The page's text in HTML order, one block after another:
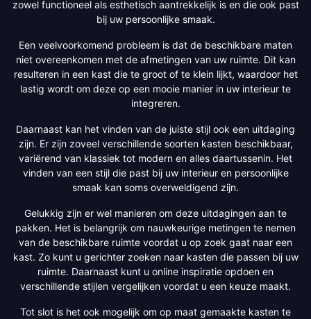
zowel functioneel als esthetisch aantrekkelijk is en die ook past
bij uw persoonlijke smaak.
Een veelvoorkomend probleem is dat de beschikbare maten
niet overeenkomen met de afmetingen van uw ruimte. Dit kan
resulteren in een kast die te groot of te klein lijkt, waardoor het
lastig wordt om deze op een mooie manier in uw interieur te
integreren.
Daarnaast kan het vinden van de juiste stijl ook een uitdaging
zijn. Er zijn zoveel verschillende soorten kasten beschikbaar,
variërend van klassiek tot modern en alles daartussenin. Het
vinden van een stijl die past bij uw interieur en persoonlijke
smaak kan soms overweldigend zijn.
Gelukkig zijn er wel manieren om deze uitdagingen aan te
pakken. Het is belangrijk om nauwkeurige metingen te nemen
van de beschikbare ruimte voordat u op zoek gaat naar een
kast. Zo kunt u gerichter zoeken naar kasten die passen bij uw
ruimte. Daarnaast kunt u online inspiratie opdoen en
verschillende stijlen vergelijken voordat u een keuze maakt.
Tot slot is het ook mogelijk om op maat gemaakte kasten te